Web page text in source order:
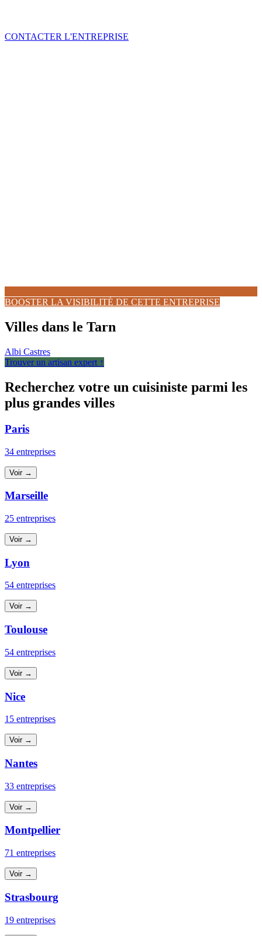
CONTACTER L'ENTREPRISE
BOOSTER LA VISIBILITÉ DE CETTE ENTREPRISE
Villes dans le Tarn
Albi Castres
Trouver un artisan expert ↑
Recherchez votre un cuisiniste parmi les
plus grandes villes
Paris
34 entreprises
Voir →
Marseille
25 entreprises
Voir →
Lyon
54 entreprises
Voir →
Toulouse
54 entreprises
Voir →
Nice
15 entreprises
Voir →
Nantes
33 entreprises
Voir →
Montpellier
71 entreprises
Voir →
Strasbourg
19 entreprises